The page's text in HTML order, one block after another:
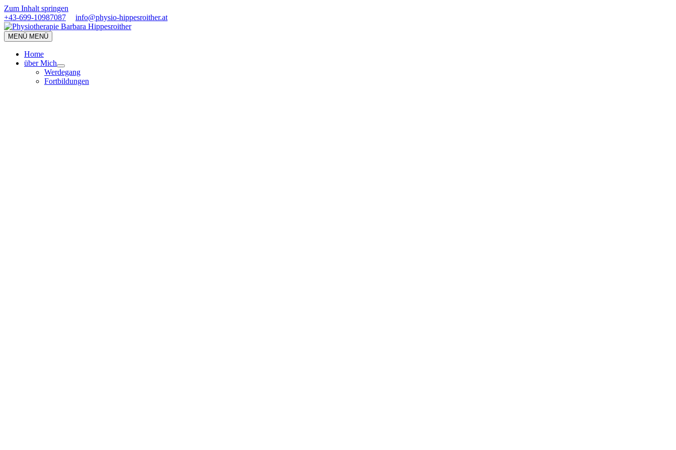
Zum Inhalt springen
+43-699-10987087
info@physio-hippesroither.at
MENÜ MENÜ
Home
über Mich
Werdegang
Fortbildungen